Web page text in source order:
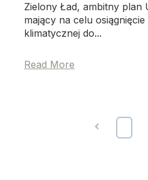
Zielony Ład, ambitny plan
mający na celu
klimatycznej do...
Read More
Prev